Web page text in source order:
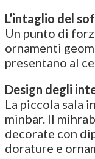
L’intaglio del
Un punto di
ornamenti
presentano al
Design degli
La piccola sala
minbar. Il
decorate con
dorature e